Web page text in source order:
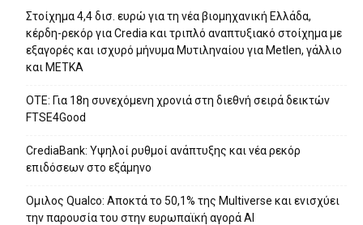
Στοίχημα 4,4 δισ. ευρώ για τη νέα βιομηχανική Ελλάδα,
κέρδη-ρεκόρ για Credia και τριπλό αναπτυξιακό στοίχημα με
εξαγορές και ισχυρό μήνυμα Μυτιληναίου για Metlen, γάλλιο
και ΜΕΤΚΑ
ΟΤΕ: Για 18η συνεχόμενη χρονιά στη διεθνή σειρά δεικτών
FTSE4Good
CrediaBank: Υψηλοί ρυθμοί ανάπτυξης και νέα ρεκόρ
επιδόσεων στο εξάμηνο
Ομιλος Qualco: Αποκτά το 50,1% της Multiverse και ενισχύει
την παρουσία του στην ευρωπαϊκή αγορά ΑΙ